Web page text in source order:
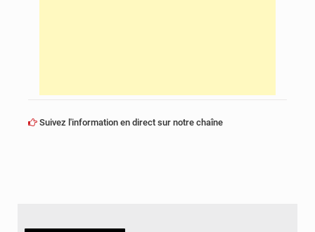
Suivez l'information en direct sur notre chaîne